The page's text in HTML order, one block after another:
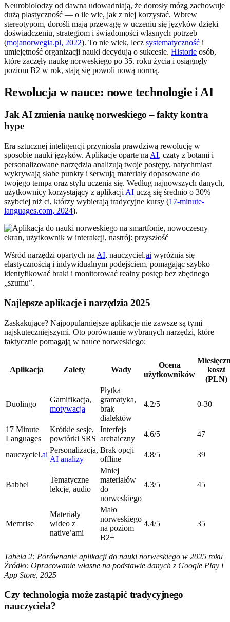
Neurobiolodzy od dawna udowadniają, że dorosły mózg zachowuje
dużą plastyczność — o ile wie, jak z niej korzystać. Wbrew
stereotypom, dorośli mają przewagę w uczeniu się języków dzięki
doświadczeniu, strategiom i świadomości własnych potrzeb
(mojanorwegia.pl, 2022). To nie wiek, lecz systematyczność i
umiejętność organizacji nauki decydują o sukcesie. Historie osób,
które zaczęły naukę norweskiego po 35. roku życia i osiągnęły
poziom B2 w rok, stają się powoli nową normą.
Rewolucja w nauce: nowe technologie i AI
Jak AI zmienia naukę norweskiego – fakty kontra
hype
Era sztucznej inteligencji przyniosła prawdziwą rewolucję w
sposobie nauki języków. Aplikacje oparte na AI, czaty z botami i
personalizowane narzędzia analizują twoje postępy, natychmiast
wykrywają słabe punkty i serwują materiały dopasowane do
twojego tempa oraz stylu uczenia się. Według najnowszych danych,
użytkownicy korzystający z aplikacji AI uczą się średnio o 30%
szybciej niż ci, którzy wybierają tradycyjne kursy (17-minute-
languages.com, 2024).
Wśród narzędzi opartych na AI, nauczyciel.ai wyróżnia się
elastycznością i indywidualnym podejściem, pomagając szybko
identyfikować braki i monitorować realny postęp bez zbędnego
„szumu”.
Najlepsze aplikacje i narzędzia 2025
Zaskakujące? Najpopularniejsze aplikacje nie zawsze są tymi
najskuteczniejszymi. Oto porównanie wybranych narzędzi, które
faktycznie pomagają w nauce norweskiego:
Aplikacja Zalety Wady
Ocena
użytkowników
koszt
(PLN)
Duolingo
Gamifikacja,
motywacja
Płytka
gramatyka,
brak
dialektów
4.2/5 0-30
17 Minute
Languages
Krótkie sesje,
powtórki SRS
Interfejs
archaiczny
4.6/5 47
nauczyciel.ai
Personalizacja,
AI analizy
Brak opcji
offline
4.8/5 39
Babbel
Tematyczne
lekcje, audio
Mniej
materiałów
do
norweskiego
4.3/5 45
Memrise
Materiały
wideo z
native’ami
Mało
norweskiego
na poziom
B2+
4.4/5 35
Tabela 2: Porównanie aplikacji do nauki norweskiego w 2025 roku
Źródło: Opracowanie własne na podstawie danych z Google Play i
App Store, 2025
Czy technologia może zastąpić tradycyjnego
nauczyciela?